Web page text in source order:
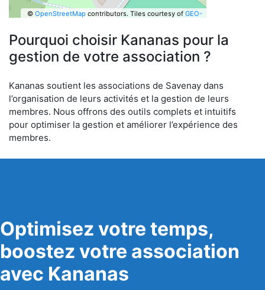
© OpenStreetMapcontributors. Tiles courtesy of GEO-
Pourquoi choisir Kananas pour la
gestion de votre association ?
Kananas soutient les associations de Savenay dans
l’organisation de leurs activités et la gestion de leurs
membres. Nous offrons des outils complets et intuitifs
pour optimiser la gestion et améliorer l’expérience des
membres.
Optimisez votre temps,
boostez votre association
avec Kananas